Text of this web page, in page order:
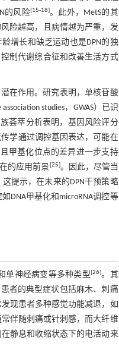
的风险[15-18]。此外，MetS的其
险越高，且病情越为严重，发
增长和缺乏运动也是DPN的独
制代谢综合征和改善生活方式
在作用。研究表明，单核苷酸
studies，GWAS）已识
族荟萃分析表明，基因风险评分
学通过调控基因表达，可能在
甲基化位点的差异进一步支持
的应用前景[25]。因此，尽管当
提示，在未来的DPN干预策略
DNA甲基化和microRNA调控等
单神经病变等多种类型[26]。其
者的典型症状包括麻木、刺痛
现患者多种感觉功能减退，如
伴随刺痛或针刺感，而大纤维
静息和收缩状态下的电活动来